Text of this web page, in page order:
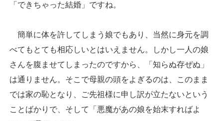
「できちゃった結婚」ですね。
簡単に体を許してしまう娘でもあり、当然に身元を調
べてもとても相応しいとはいえません。しかし一人の娘
さんを腹ませてしまったのですから、「知らぬ存ぜぬ」
は通りません。そこで母親の頭をよぎるのは、このまま
では家の恥となり、ご先祖様に申し訳が立たないという
ことばかりで、そして「悪魔があの娘を始末すればよ